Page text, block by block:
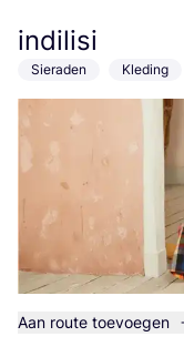
indilisi
Sieraden Kleding
Aan route toevoegen